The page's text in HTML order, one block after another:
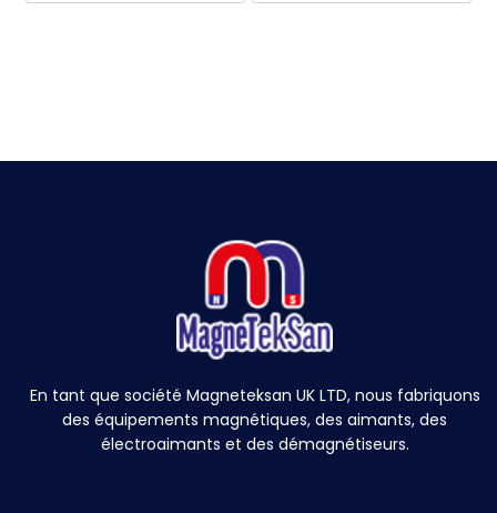
En tant que société Magneteksan UK LTD, nous fabriquons
des équipements magnétiques, des aimants, des
électroaimants et des démagnétiseurs.